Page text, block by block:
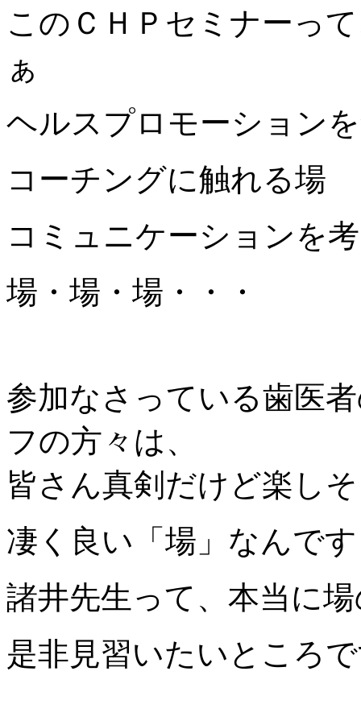
このＣＨＰセミナーっ
ぁ
ヘルスプロモーション
コーチングに触れる場
コミュニケーションを
場・場・場・・・
参加なさっている歯医
フの方々は、
皆さん真剣だけど楽し
凄く良い「場」なんで
諸井先生って、本当に
是非見習いたいところ